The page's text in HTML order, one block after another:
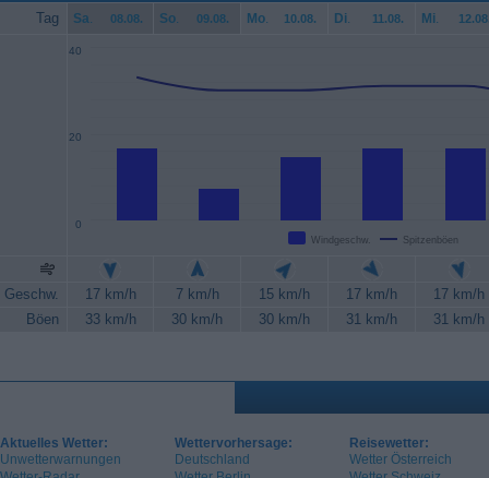
Tag Sa. 08.08. So. 09.08. Mo. 10.08. Di. 11.08. Mi.
Windgeschw. Spitzenböen
0
20
40
Geschw. 17 km/h 7 km/h 15 km/h 17 km/h
17 km/h
Böen
33 km/h 30 km/h 30 km/h 31 km/h 31 km/h
Aktuelles Wetter:
Unwetterwarnungen
Wettervorhersage:
Deutschland
Reisewetter:
Wetter Österreich